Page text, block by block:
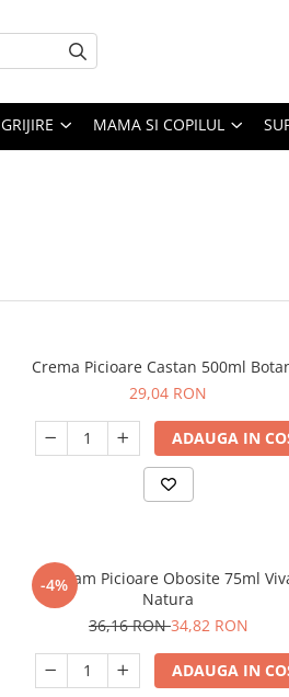
MAMA SI COPILUL
Crema Picioare Castan 500ml
29,04 RON
ADAUGA IN
-4%
Balsam Picioare Obosite 75ml
Natura
36,16 RON34,82 RON
ADAUGA IN